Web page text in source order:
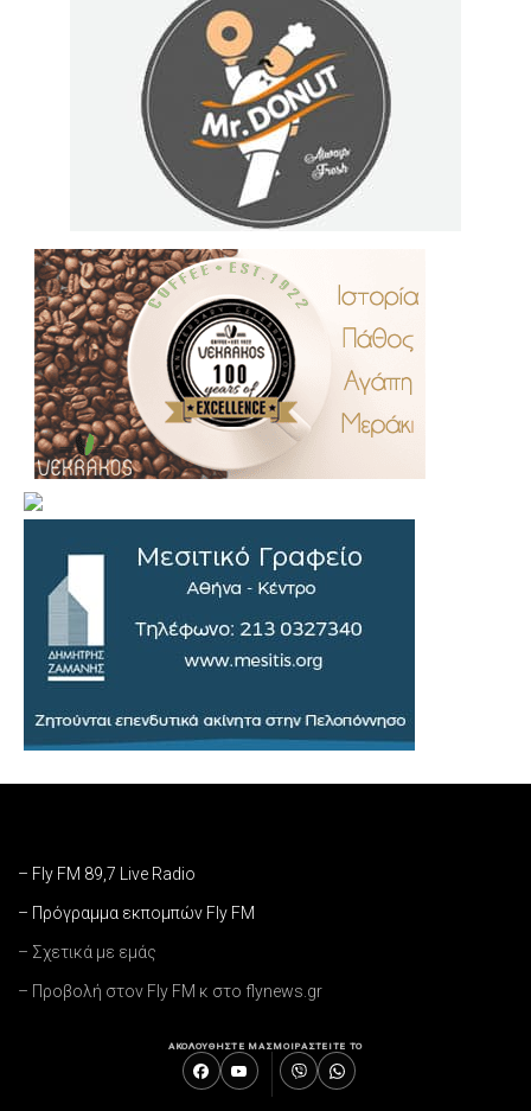
– Fly FM 89,7 Live Radio
– Πρόγραμμα εκπομπών Fly FM
– Σχετικά με εμάς
– Προβολή στον Fly FM κ στο flynews.gr
ΑΚΟΛΟΥΘΗΣΤΕ ΜΑΣΜΟΙΡΑΣΤΕΙΤΕ ΤΟ